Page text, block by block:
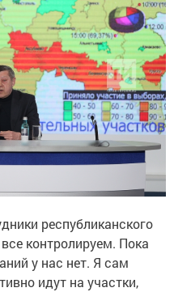
республиканского
контролируем. Пока
у нас нет. Я сам
идут на участки,